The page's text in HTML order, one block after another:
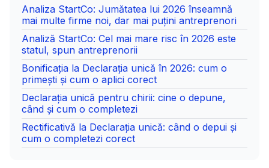
Analiza StartCo: Jumătatea lui 2026 înseamnă
mai multe firme noi, dar mai puțini antreprenori
Analiză StartCo: Cel mai mare risc în 2026 este
statul, spun antreprenorii
Bonificația la Declarația unică în 2026: cum o
primești și cum o aplici corect
Declarația unică pentru chirii: cine o depune,
când și cum o completezi
Rectificativă la Declarația unică: când o depui și
cum o completezi corect